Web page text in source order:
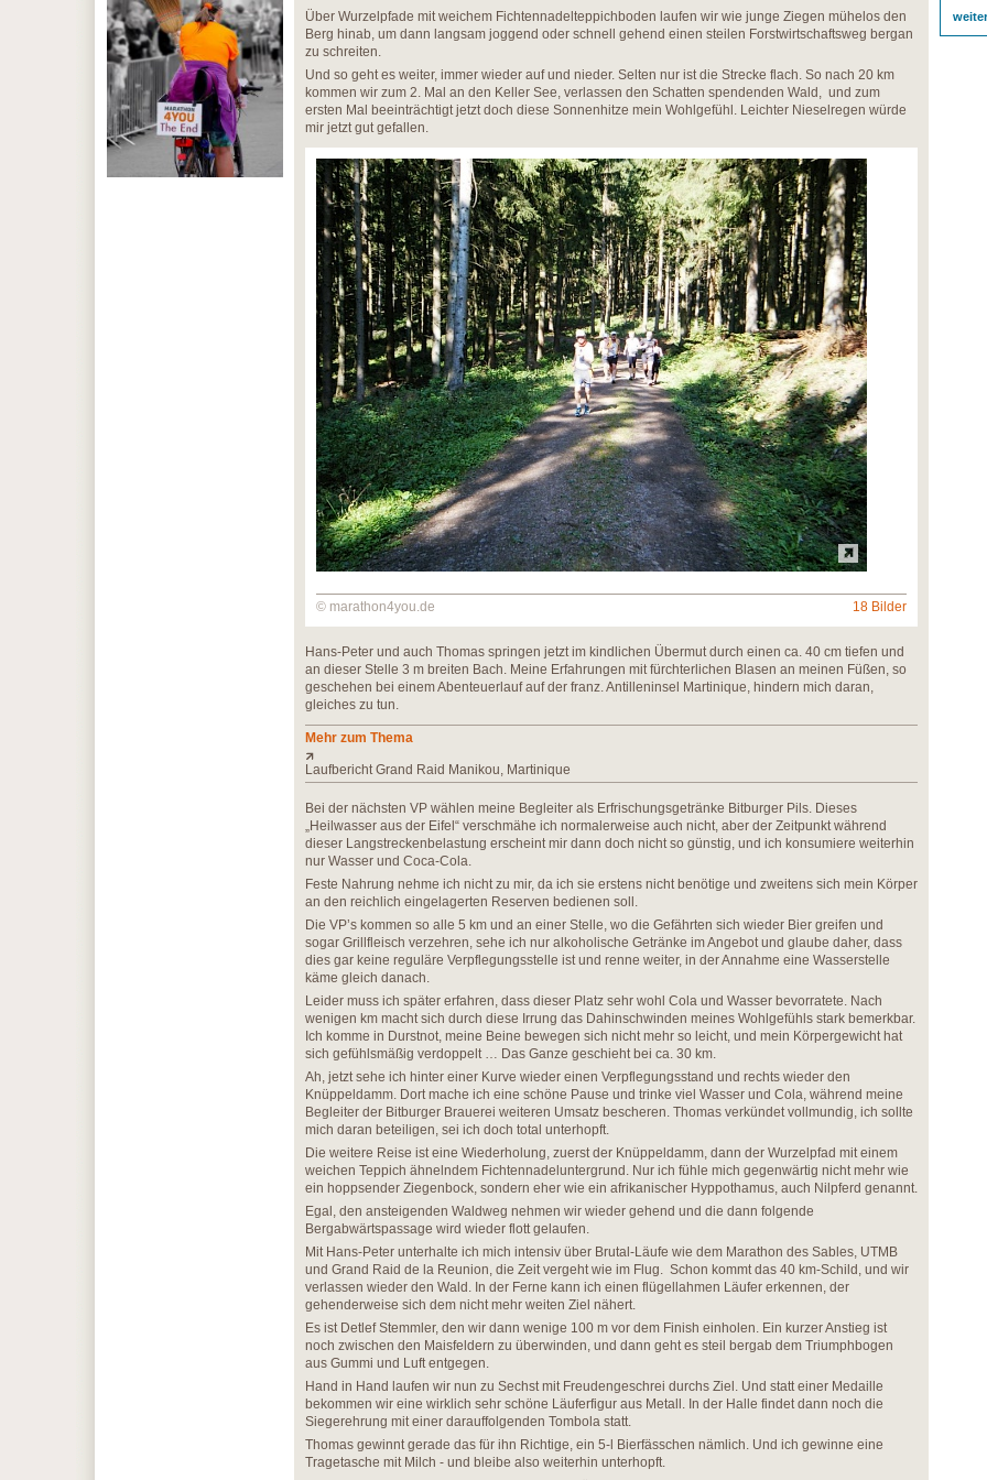
Über Wurzelpfade mit weichem Fichtennadelteppichboden laufen wir wie junge Ziegen mühelos den
Berg hinab, um dann langsam joggend oder schnell gehend einen steilen Forstwirtschaftsweg bergan
zu schreiten.
Und so geht es weiter, immer wieder auf und nieder. Selten nur ist die Strecke flach. So nach 20 km
kommen wir zum 2. Mal an den Keller See, verlassen den Schatten spendenden Wald, und zum
ersten Mal beeinträchtigt jetzt doch diese Sonnenhitze mein Wohlgefühl. Leichter Nieselregen würde
mir jetzt gut gefallen.
© marathon4you.de 18 Bilder
Hans-Peter und auch Thomas springen jetzt im kindlichen Übermut durch einen ca. 40 cm tiefen und
an dieser Stelle 3 m breiten Bach. Meine Erfahrungen mit fürchterlichen Blasen an meinen Füßen, so
geschehen bei einem Abenteuerlauf auf der franz. Antilleninsel Martinique, hindern mich daran,
gleiches zu tun.
Mehr zum Thema
Laufbericht Grand Raid Manikou, Martinique
Bei der nächsten VP wählen meine Begleiter als Erfrischungsgetränke Bitburger Pils. Dieses
„Heilwasser aus der Eifel“ verschmähe ich normalerweise auch nicht, aber der Zeitpunkt während
dieser Langstreckenbelastung erscheint mir dann doch nicht so günstig, und ich konsumiere weiterhin
nur Wasser und Coca-Cola.
Feste Nahrung nehme ich nicht zu mir, da ich sie erstens nicht benötige und zweitens sich mein Körper
an den reichlich eingelagerten Reserven bedienen soll.
Die VP’s kommen so alle 5 km und an einer Stelle, wo die Gefährten sich wieder Bier greifen und
sogar Grillfleisch verzehren, sehe ich nur alkoholische Getränke im Angebot und glaube daher, dass
dies gar keine reguläre Verpflegungsstelle ist und renne weiter, in der Annahme eine Wasserstelle
käme gleich danach.
Leider muss ich später erfahren, dass dieser Platz sehr wohl Cola und Wasser bevorratete. Nach
wenigen km macht sich durch diese Irrung das Dahinschwinden meines Wohlgefühls stark bemerkbar.
Ich komme in Durstnot, meine Beine bewegen sich nicht mehr so leicht, und mein Körpergewicht hat
sich gefühlsmäßig verdoppelt … Das Ganze geschieht bei ca. 30 km.
Ah, jetzt sehe ich hinter einer Kurve wieder einen Verpflegungsstand und rechts wieder den
Knüppeldamm. Dort mache ich eine schöne Pause und trinke viel Wasser und Cola, während meine
Begleiter der Bitburger Brauerei weiteren Umsatz bescheren. Thomas verkündet vollmundig, ich sollte
mich daran beteiligen, sei ich doch total unterhopft.
Die weitere Reise ist eine Wiederholung, zuerst der Knüppeldamm, dann der Wurzelpfad mit einem
weichen Teppich ähnelndem Fichtennadeluntergrund. Nur ich fühle mich gegenwärtig nicht mehr wie
ein hoppsender Ziegenbock, sondern eher wie ein afrikanischer Hyppothamus, auch Nilpferd genannt.
Egal, den ansteigenden Waldweg nehmen wir wieder gehend und die dann folgende
Bergabwärtspassage wird wieder flott gelaufen.
Mit Hans-Peter unterhalte ich mich intensiv über Brutal-Läufe wie dem Marathon des Sables, UTMB
und Grand Raid de la Reunion, die Zeit vergeht wie im Flug. Schon kommt das 40 km-Schild, und wir
verlassen wieder den Wald. In der Ferne kann ich einen flügellahmen Läufer erkennen, der
gehenderweise sich dem nicht mehr weiten Ziel nähert.
Es ist Detlef Stemmler, den wir dann wenige 100 m vor dem Finish einholen. Ein kurzer Anstieg ist
noch zwischen den Maisfeldern zu überwinden, und dann geht es steil bergab dem Triumphbogen
aus Gummi und Luft entgegen.
Hand in Hand laufen wir nun zu Sechst mit Freudengeschrei durchs Ziel. Und statt einer Medaille
bekommen wir eine wirklich sehr schöne Läuferfigur aus Metall. In der Halle findet dann noch die
Siegerehrung mit einer darauffolgenden Tombola statt.
Thomas gewinnt gerade das für ihn Richtige, ein 5-l Bierfässchen nämlich. Und ich gewinne eine
Tragetasche mit Milch - und bleibe also weiterhin unterhopft.